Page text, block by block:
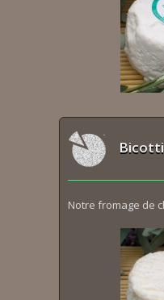
Notre fromage de